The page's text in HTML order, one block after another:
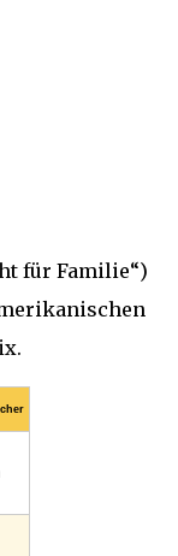
für Familie“)